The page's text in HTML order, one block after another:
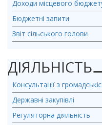
Доходи місцевого
Бюджетні запити
Звіт сільського голови
ДІЯЛЬНІСТЬ
Консультації з
Державні закупівлі
Регуляторна діяльність